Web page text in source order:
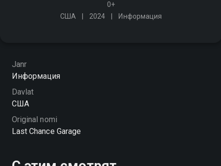
0+
США
2024 Информация
Janr
Информация
Davlat
США
Original nomi
Last Chance Garage